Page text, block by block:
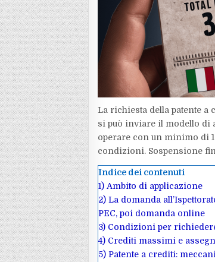
La richiesta della patente a
si può inviare il modello di
operare con un minimo di
condizioni. Sospensione
Indice dei contenuti
1) Ambito di applicazione
2) La domanda
PEC, poi domanda online
3) Condizioni per
4) Crediti massimi e
5) Patente a crediti: